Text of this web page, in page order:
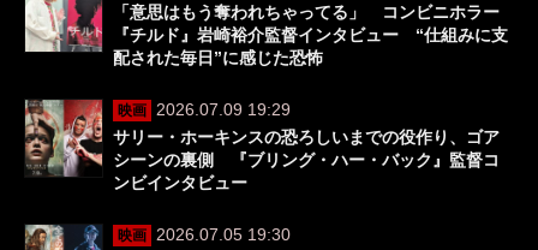
「意思はもう奪われちゃってる」 コンビニホラー
『チルド』岩崎裕介監督インタビュー “仕組みに支
配された毎日”に感じた恐怖
映画
2026.07.09 19:29
サリー・ホーキンスの恐ろしいまでの役作り、ゴア
シーンの裏側 『ブリング・ハー・バック』監督コ
ンビインタビュー
映画
2026.07.05 19:30